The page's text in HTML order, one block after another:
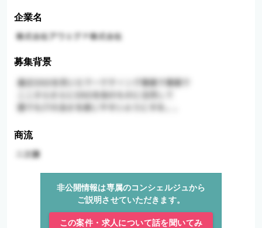
企業名
募集背景
商流
非公開情報は専属のコンシェルジュから
ご説明させていただきます。
この案件・求人について話を聞いてみ